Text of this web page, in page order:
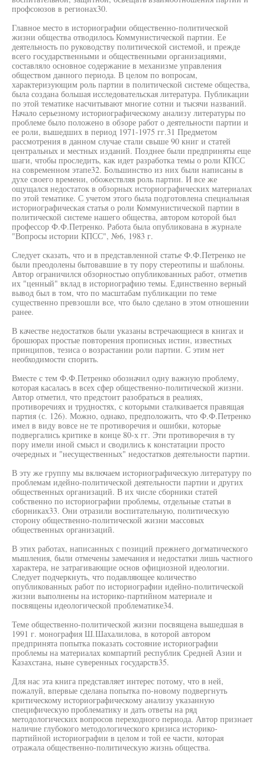
профсоюзов в регионах30.
Главное место в историографии общественно-политической
жизни общества отводилось Коммунистической партии. Ее
деятельность по руководству политической системой, и прежде
всего государственными и общественными организациями,
составляло основное содержание в механизме управления
обществом данного периода. В целом по вопросам,
характеризующим роль партии в политической системе общества,
была создана большая исследовательская литература. Публикации
по этой тематике насчитывают многие сотни и тысячи названий.
Начало серьезному историографическому анализу литературы по
проблеме было положено в обзоре работ о деятельности партии и
ее роли, вышедших в период 1971-1975 гг.31 Предметом
рассмотрения в данном случае стали свыше 90 книг и статей
центральных и местных изданий. Позднее были предприняты еще
шаги, чтобы проследить, как идет разработка темы о роли КПСС
на современном этапе32. Большинство из них были написаны в
духе своего времени, обожествляя роль партии. И все же
ощущался недостаток в обзорных историографических материалах
по этой тематике. С учетом этого была подготовлена специальная
историографическая статья о роли Коммунистической партии в
политической системе нашего общества, автором которой был
профессор Ф.Ф.Петренко. Работа была опубликована в журнале
"Вопросы истории КПСС", №6, 1983 г.
Следует сказать, что и в представленной статье Ф.Ф.Петренко не
были преодолены бытовавшие в ту пору стереотипы и шаблоны.
Автор ограничился обзорностью опубликованных работ, отметив
их "ценный" вклад в историографию темы. Единственно верный
вывод был в том, что по масштабам публикации по теме
существенно превзошли все, что было сделано в этом отношении
ранее.
В качестве недостатков были указаны встречающиеся в книгах и
брошюрах простые повторения прописных истин, известных
принципов, тезиса о возрастании роли партии. С этим нет
необходимости спорить.
Вместе с тем Ф.Ф.Петренко обозначил одну важную проблему,
которая касалась в всех сфер общественно-политической жизни.
Автор отметил, что предстоит разобраться в реалиях,
противоречиях и трудностях, с которыми сталкивается правящая
партия (с. 126). Можно, однако, предположить, что Ф.Ф.Петренко
имел в виду вовсе не те противоречия и ошибки, которые
подвергались критике в конце 80-х гг. Эти противоречия в ту
пору имели иной смысл и сводились к констатации просто
очередных и "несущественных" недостатков деятельности партии.
В эту же группу мы включаем историографическую литературу по
проблемам идейно-политической деятельности партии и других
общественных организаций. В их числе сборники статей
собственно по историографии проблемы, отдельные статьи в
сборниках33. Они отразили воспитательную, политическую
сторону общественно-политической жизни массовых
общественных организаций.
В этих работах, написанных с позиций прежнего догматического
мышления, были отмечены замечания и недостатки лишь частного
характера, не затрагивающие основ официозной идеологии.
Следует подчеркнуть, что подавляющее количество
опубликованных работ по историографии идейно-политической
жизни выполнены на историко-партийном материале и
посвящены идеологической проблематике34.
Теме общественно-политической жизни посвящена вышедшая в
1991 г. монография Ш.Шахалилова, в которой автором
предпринята попытка показать состояние историографии
проблемы на материалах компартий республик Средней Азии и
Казахстана, ныне суверенных государств35.
Для нас эта книга представляет интерес потому, что в ней,
пожалуй, впервые сделана попытка по-новому подвергнуть
критическому историографическому анализу указанную
специфическую проблематику и дать ответы на ряд
методологических вопросов переходного периода. Автор признает
наличие глубокого методологического кризиса историко-
партийной историографии в целом и той ее части, которая
отражала общественно-политическую жизнь общества.